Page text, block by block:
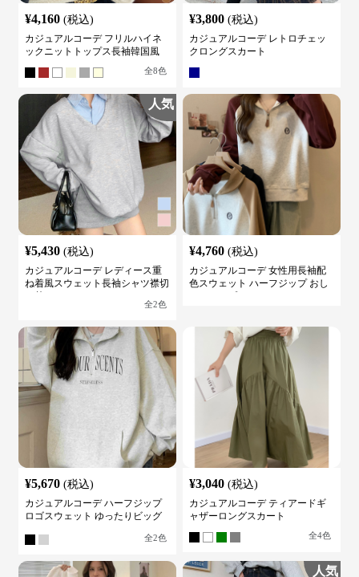
¥4,160 (税込)
カジュアルコーデ フリルハイネ
ックニットトップス長袖韓国風
全8色
¥3,800 (税込)
カジュアルコーデ レトロチェッ
クロングスカート
人気
¥5,430 (税込)
カジュアルコーデ レディース重
ね着風スウェット長袖シャツ襟切
全2色
¥4,760 (税込)
カジュアルコーデ 女性用長袖配
色スウェット ハーフジップ おし
¥5,670 (税込)
カジュアルコーデ ハーフジップ
ロゴスウェット ゆったりビッグ
全2色
¥3,040 (税込)
カジュアルコーデ ティアードギ
ャザーロングスカート
全4色
人気